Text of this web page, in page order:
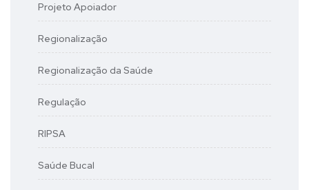
Projeto Apoiador
Regionalização
Regionalização da Saúde
Regulação
RIPSA
Saúde Bucal